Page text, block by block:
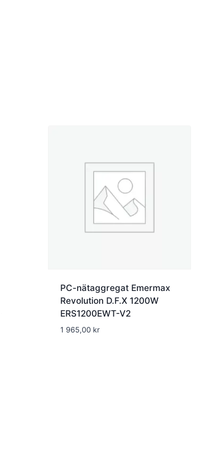
PC-nätaggregat Emermax
Revolution D.F.X 1200W
ERS1200EWT-V2
1 965,00 kr